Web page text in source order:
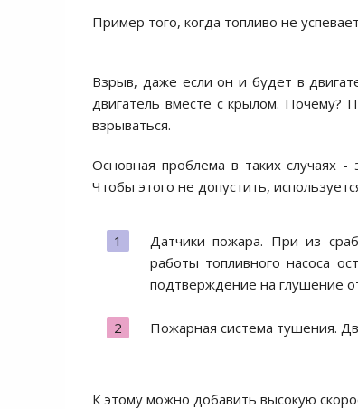
Пример того, когда топливо не
Взрыв, даже если он и будет в
двигатель вместе с крылом. Почему?
взрываться.
Основная проблема в таких случаях
Чтобы этого не допустить,
Датчики пожара. При из
работы топливного насоса
подтверждение на глушение
Пожарная система тушения.
К этому можно добавить высокую